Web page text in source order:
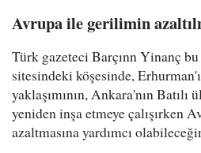
Avrupa ile gerilimin
Türk gazeteci Barçınn Yinanç
sitesindeki köşesinde,
yaklaşımının, Ankara'nın
yeniden inşa etmeye çalışırken
azaltmasına yardımcı